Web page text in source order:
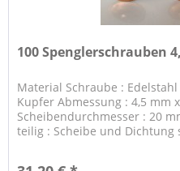
100 Spenglerschrauben
Material Schraube :
Kupfer Abmessung : 4,5 mm
Scheibendurchmesser : 20
teilig : Scheibe und